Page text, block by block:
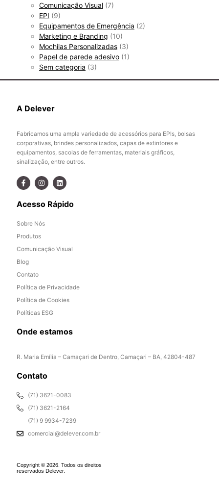
Comunicação Visual (7)
EPI (9)
Equipamentos de Emergência (2)
Marketing e Branding (10)
Mochilas Personalizadas (3)
Papel de parede adesivo (1)
Sem categoria (3)
A Delever
Fabricamos uma ampla variedade de acessórios para EPIs, bolsas
corporativas, brindes personalizados, capas de extintores e
equipamentos, sacolas de ferramentas, materiais gráficos,
sinalização, entre outros.
Acesso Rápido
Sobre Nós
Produtos
Comunicação Visual
Blog
Contato
Política de Privacidade
Política de Cookies
Políticas ESG
Onde estamos
R. Maria Emília – Camaçari de Dentro, Camaçari – BA, 42804-487
Contato
(71) 3621-0083
(71) 3621-2164
(71) 9 9934-7239
comercial@delever.com.br
Copyright © 2026. Todos os direitos
reservados Delever.